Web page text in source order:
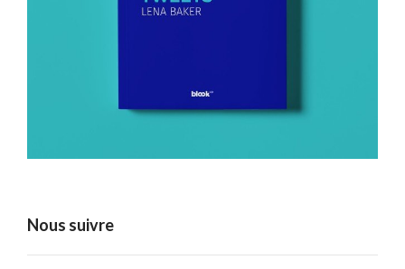
Nous suivre